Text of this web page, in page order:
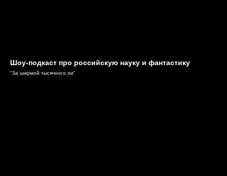
Шоу-подкаст про российскую науку и фантастику
"За ширмой тысячного ли"